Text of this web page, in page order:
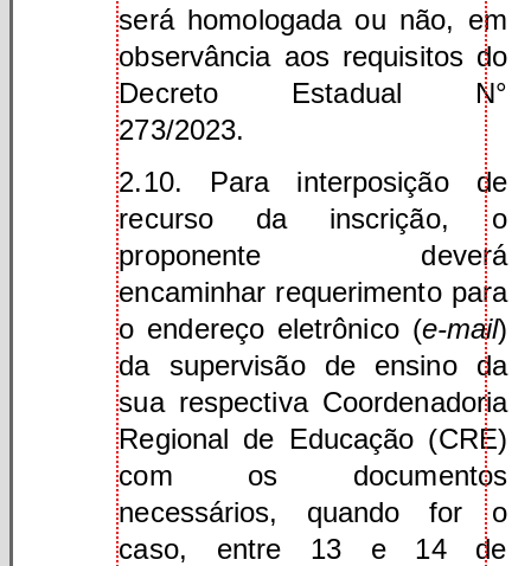
será homologada ou não, em
observância aos requisitos do
Decreto Estadual N°
273/2023.
2.10. Para interposição de
recurso da inscrição, o
proponente deverá
encaminhar requerimento para
o endereço eletrônico (e-mail)
da supervisão de ensino da
sua respectiva Coordenadoria
Regional de Educação (CRE)
com os documentos
necessários, quando for o
caso, entre 13 e 14 de